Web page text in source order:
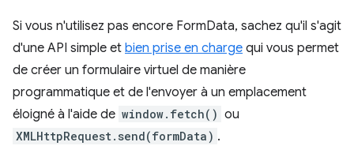
Si vous n'utilisez pas encore FormData, sachez qu'il s'agit
d'une API simple et bien prise en charge qui vous permet
de créer un formulaire virtuel de manière
programmatique et de l'envoyer à un emplacement
éloigné à l'aide de window.fetch() ou
XMLHttpRequest.send(formData) .